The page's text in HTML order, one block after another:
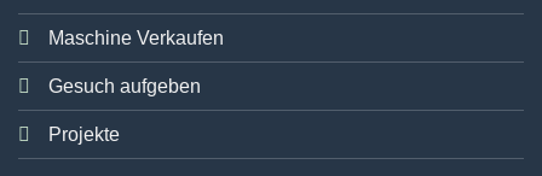
Maschine Verkaufen
Gesuch aufgeben
Projekte